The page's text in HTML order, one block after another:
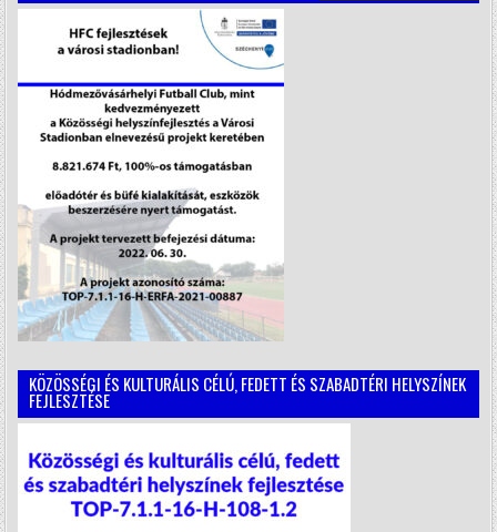
KÖZÖSSÉGI ÉS KULTURÁLIS CÉLÚ, FEDETT ÉS SZABADTÉRI HELYSZÍNEK
FEJLESZTÉSE